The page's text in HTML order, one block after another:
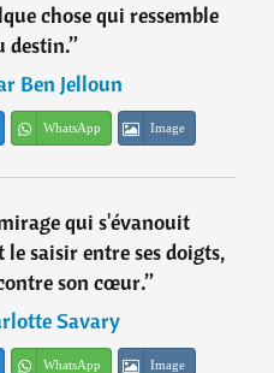
chose qui ressemble
destin.”
Ben Jelloun
WhatsApp Image
qui s'évanouit
saisir entre ses doigts,
son cœur.”
Savary
WhatsApp Image